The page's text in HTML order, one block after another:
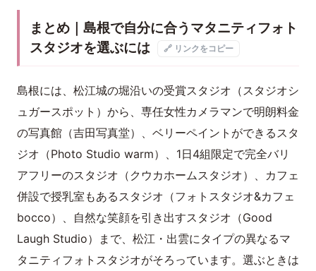
まとめ｜島根で自分に合うマタニティフォト
スタジオを選ぶには
🔗 リンクをコピー
島根には、松江城の堀沿いの受賞スタジオ（スタジオシ
ュガースポット）から、専任女性カメラマンで明朗料金
の写真館（吉田写真堂）、ベリーペイントができるスタ
ジオ（Photo Studio warm）、1日4組限定で完全バリ
アフリーのスタジオ（クウカホームスタジオ）、カフェ
併設で授乳室もあるスタジオ（フォトスタジオ&カフェ
bocco）、自然な笑顔を引き出すスタジオ（Good
Laugh Studio）まで、松江・出雲にタイプの異なるマ
タニティフォトスタジオがそろっています。選ぶときは